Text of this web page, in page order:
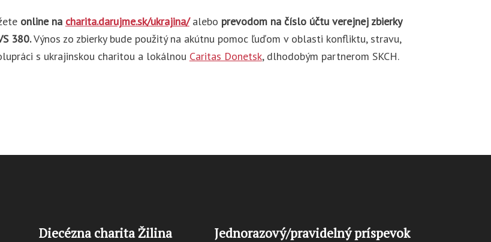
online na charita.darujme.sk/ukrajina/ alebo prevodom na číslo účtu verejnej zbierky
380.Výnos zo zbierky bude použitý na akútnu pomoc ľuďom v oblasti konfliktu, stravu,
s ukrajinskou charitou a lokálnou Caritas Donetsk, dlhodobým partnerom SKCH.
Diecézna charita Žilina Jednorazový/pravidelný príspevok